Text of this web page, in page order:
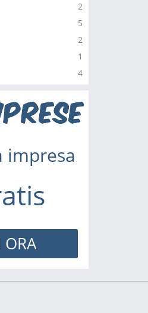
2
5
2
1
4
impresa
ORA